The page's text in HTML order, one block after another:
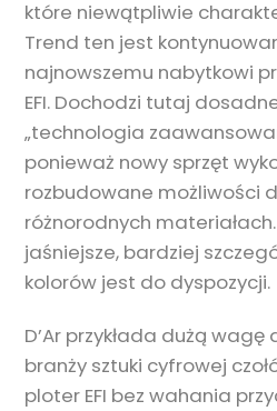
które niewątpliwie
Trend ten jest
najnowszemu nabytkowi
EFI. Dochodzi tutaj
„technologia
ponieważ nowy sprzęt
rozbudowane możliwości
różnorodnych
jaśniejsze, bardziej
kolorów jest do dyspozycji.
D’Ar przykłada dużą
branży sztuki cyfrowej
ploter EFI bez wahania